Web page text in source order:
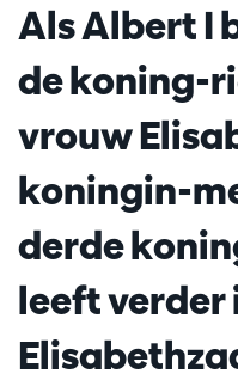
Als Albert I
de koning-
vrouw
koningin-
derde
leeft verder